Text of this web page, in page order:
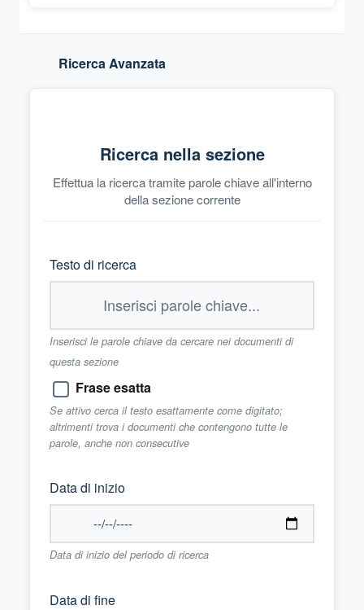
Ricerca Avanzata
Ricerca nella sezione
Effettua la ricerca tramite parole chiave all'interno
della sezione corrente
Testo di ricerca
Inserisci le parole chiave da cercare nei documenti di
questa sezione
Frase esatta
Se attivo cerca il testo esattamente come digitato;
altrimenti trova i documenti che contengono tutte le
parole, anche non consecutive
Data di inizio
Data di inizio del periodo di ricerca
Data di fine